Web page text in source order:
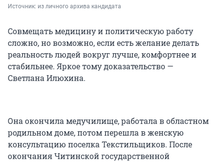
Источник: из личного архива кандидата
Совмещать медицину и политическую работу
сложно, но возможно, если есть желание делать
реальность людей вокруг лучше, комфортнее и
стабильнее. Яркое тому доказательство —
Светлана Илюхина.
Она окончила медучилище, работала в областном
родильном доме, потом перешла в женскую
консультацию поселка Текстильщиков. После
окончания Читинской государственной